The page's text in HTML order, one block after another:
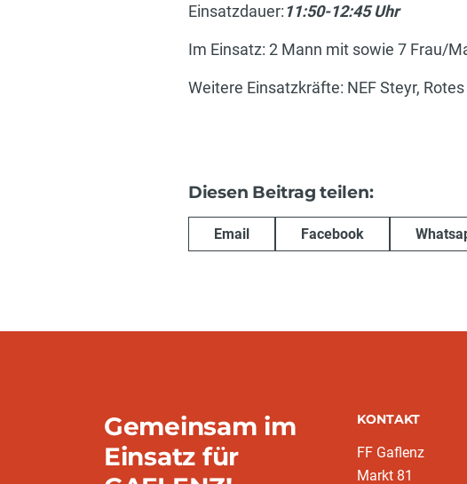
Einsatzdauer:11:50-12:45 Uhr
Im Einsatz: 2 Mann mit sowie 7 Frau/
Weitere Einsatzkräfte: NEF Steyr,
Diesen Beitrag teilen:
Email Facebook
Gemeinsam im
Einsatz für
KONTAKT
FF Gaflenz
Markt 81